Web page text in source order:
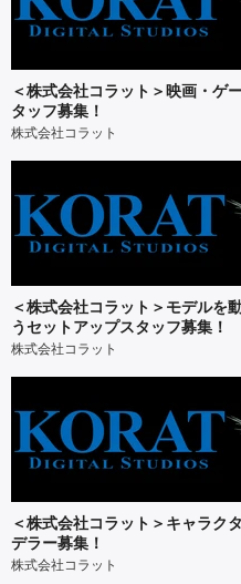
＜株式会社コラット＞映画・ゲ
タッフ募集！
株式会社コラット
＜株式会社コラット＞モデルを
うセットアップスタッフ募集！
株式会社コラット
＜株式会社コラット＞キャラク
デラー募集！
株式会社コラット